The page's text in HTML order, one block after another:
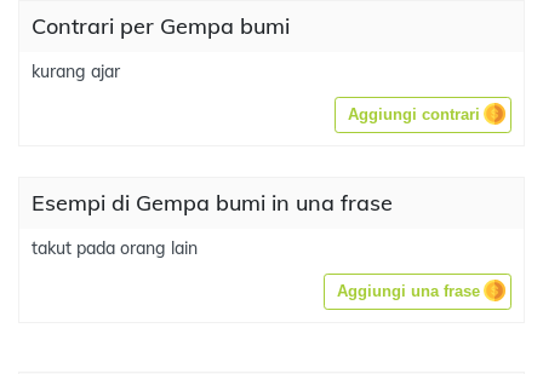
Contrari per Gempa bumi
kurang ajar
Aggiungi contrari
Esempi di Gempa bumi in una frase
takut pada orang lain
Aggiungi una frase